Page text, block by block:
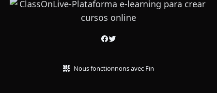
Nous fonctionnons avec Fin